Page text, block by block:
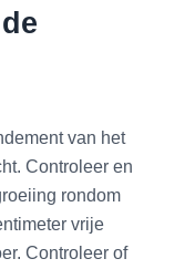
van het
Controleer en
rondom
vrije
Controleer of